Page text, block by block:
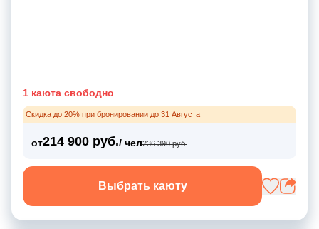
1 каюта свободно
Скидка до 20% при бронировании до 31 Августа
от214 900 руб./ чел236 390 руб.
Выбрать каюту